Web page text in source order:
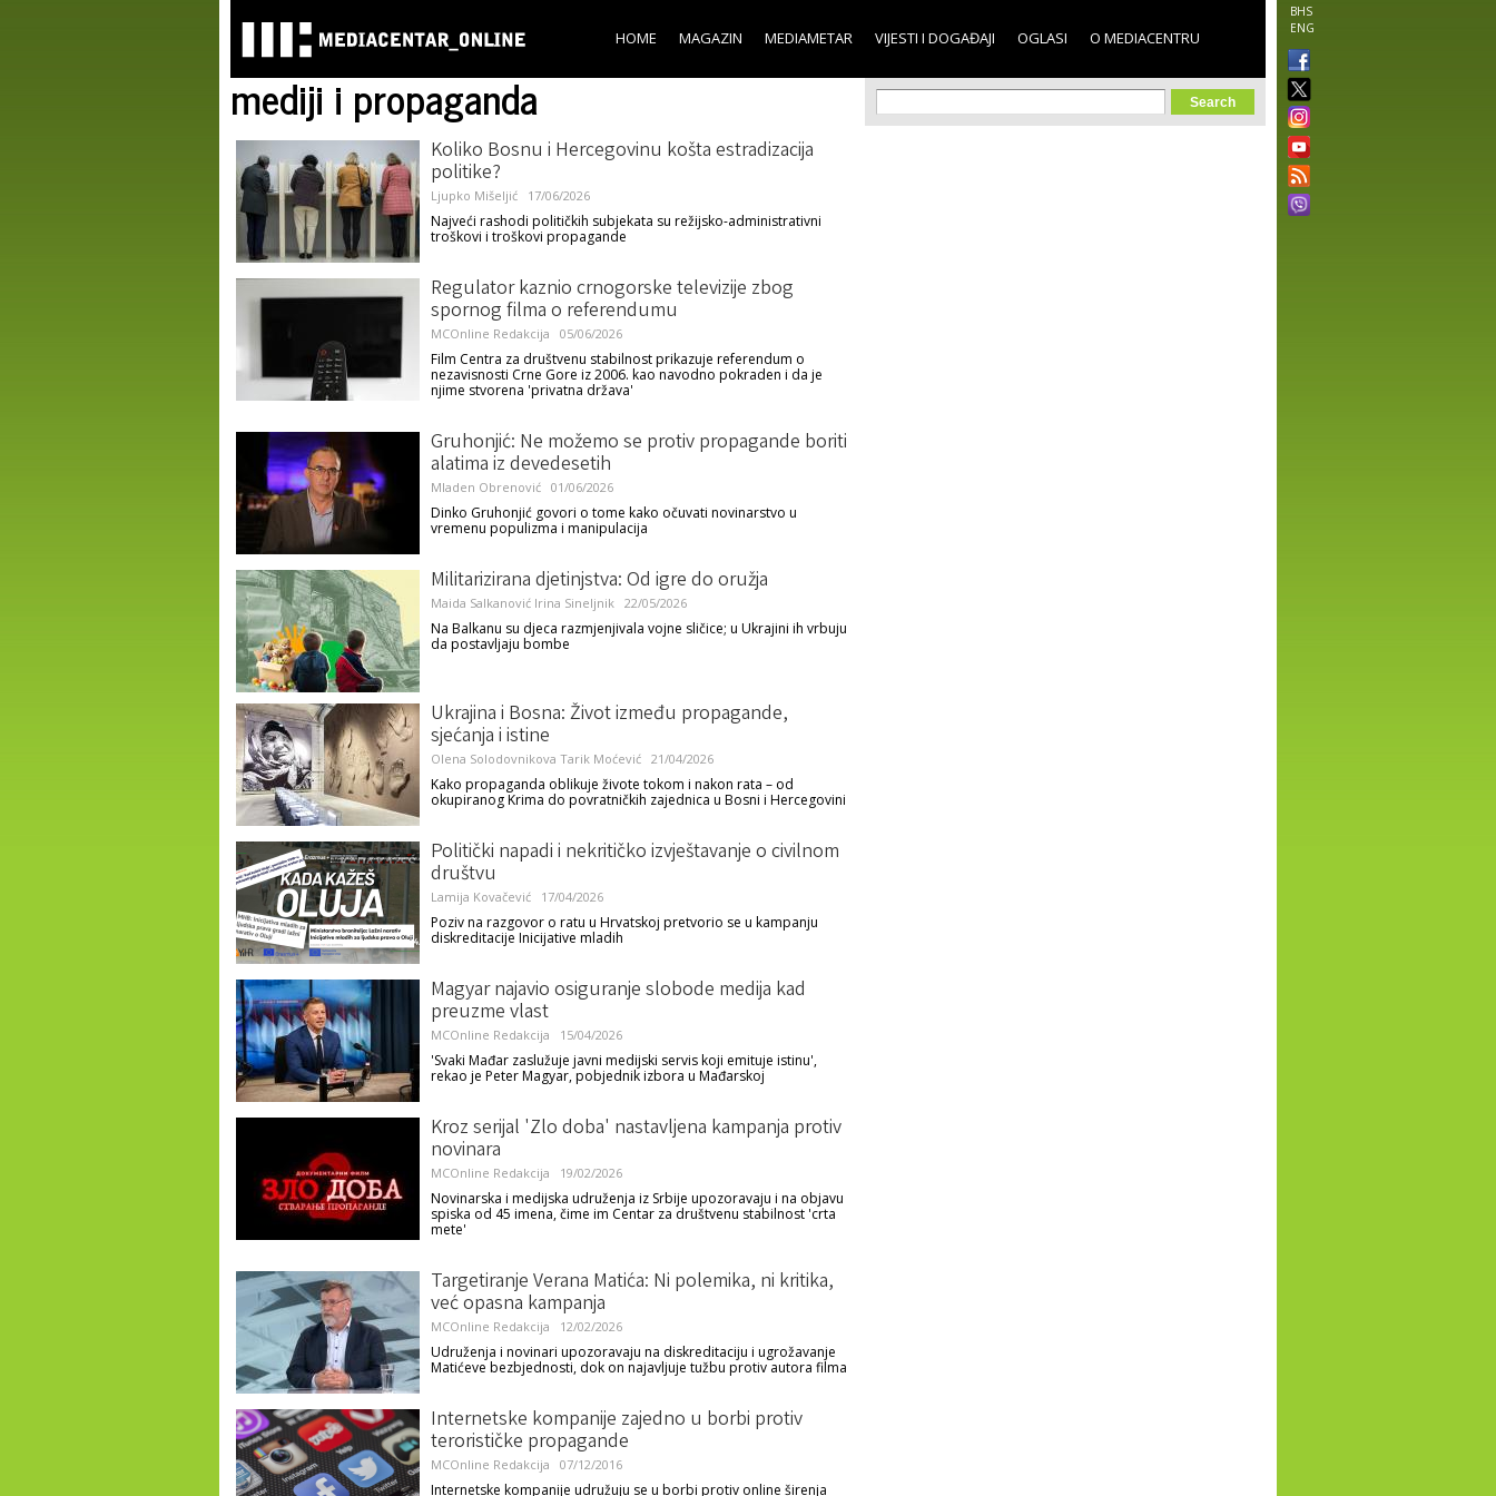
main
content
BHS
ENG
HOME MAGAZIN MEDIAMETAR VIJESTI I DOGAĐAJI OGLASI O MEDIACENTRU
mediji i propaganda
Koliko Bosnu i Hercegovinu košta estradizacija
politike?
Ljupko Mišeljić 17/06/2026
Najveći rashodi političkih subjekata su režijsko-administrativni
troškovi i troškovi propagande
Regulator kaznio crnogorske televizije zbog
spornog filma o referendumu
MCOnline Redakcija 05/06/2026
Film Centra za društvenu stabilnost prikazuje referendum o
nezavisnosti Crne Gore iz 2006. kao navodno pokraden i da je
njime stvorena 'privatna država'
Gruhonjić: Ne možemo se protiv propagande boriti
alatima iz devedesetih
Mladen Obrenović 01/06/2026
Dinko Gruhonjić govori o tome kako očuvati novinarstvo u
vremenu populizma i manipulacija
Militarizirana djetinjstva: Od igre do oružja
Maida Salkanović Irina Sineljnik 22/05/2026
Na Balkanu su djeca razmjenjivala vojne sličice; u Ukrajini ih vrbuju
da postavljaju bombe
Ukrajina i Bosna: Život između propagande,
sjećanja i istine
Olena Solodovnikova Tarik Moćević 21/04/2026
Kako propaganda oblikuje živote tokom i nakon rata – od
okupiranog Krima do povratničkih zajednica u Bosni i Hercegovini
Politički napadi i nekritičko izvještavanje o civilnom
društvu
Lamija Kovačević 17/04/2026
Poziv na razgovor o ratu u Hrvatskoj pretvorio se u kampanju
diskreditacije Inicijative mladih
Magyar najavio osiguranje slobode medija kad
preuzme vlast
MCOnline Redakcija 15/04/2026
'Svaki Mađar zaslužuje javni medijski servis koji emituje istinu',
rekao je Peter Magyar, pobjednik izbora u Mađarskoj
Kroz serijal 'Zlo doba' nastavljena kampanja protiv
novinara
MCOnline Redakcija 19/02/2026
Novinarska i medijska udruženja iz Srbije upozoravaju i na objavu
spiska od 45 imena, čime im Centar za društvenu stabilnost 'crta
mete'
Targetiranje Verana Matića: Ni polemika, ni kritika,
već opasna kampanja
MCOnline Redakcija 12/02/2026
Udruženja i novinari upozoravaju na diskreditaciju i ugrožavanje
Matićeve bezbjednosti, dok on najavljuje tužbu protiv autora filma
Internetske kompanije zajedno u borbi protiv
terorističke propagande
MCOnline Redakcija 07/12/2016
Internetske kompanije udružuju se u borbi protiv online širenja
Search form
Search